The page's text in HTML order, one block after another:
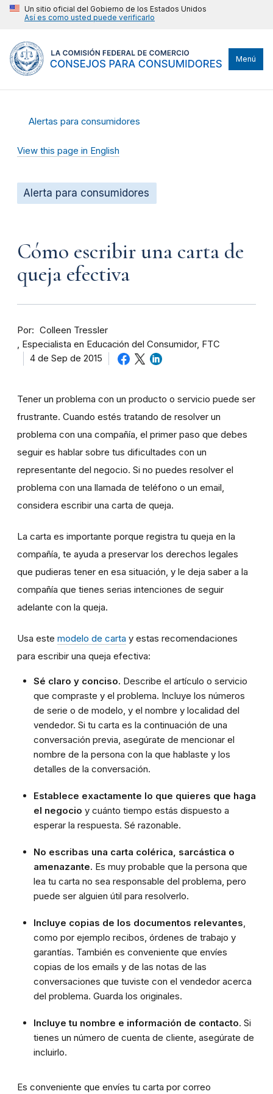
Un sitio oficial del Gobierno de los Estados Unidos
Así es como usted puede verificarlo
Menú
Alertas para consumidores
View this page in English
Alerta para consumidores
Cómo escribir una carta de
queja efectiva
Por
Colleen Tressler
Especialista en Educación del Consumidor, FTC
4 de Sep de 2015
Tener un problema con un producto o servicio puede ser
frustrante. Cuando estés tratando de resolver un
problema con una compañía, el primer paso que debes
seguir es hablar sobre tus dificultades con un
representante del negocio. Si no puedes resolver el
problema con una llamada de teléfono o un email,
considera escribir una carta de queja.
La carta es importante porque registra tu queja en la
compañía, te ayuda a preservar los derechos legales
que pudieras tener en esa situación, y le deja saber a la
compañía que tienes serias intenciones de seguir
adelante con la queja.
Usa este modelo de carta y estas recomendaciones
para escribir una queja efectiva:
Sé claro y conciso. Describe el artículo o servicio
que compraste y el problema. Incluye los números
de serie o de modelo, y el nombre y localidad del
vendedor. Si tu carta es la continuación de una
conversación previa, asegúrate de mencionar el
nombre de la persona con la que hablaste y los
detalles de la conversación.
Establece exactamente lo que quieres que haga
el negocio y cuánto tiempo estás dispuesto a
esperar la respuesta. Sé razonable.
No escribas una carta colérica, sarcástica o
amenazante. Es muy probable que la persona que
lea tu carta no sea responsable del problema, pero
puede ser alguien útil para resolverlo.
Incluye copias de los documentos relevantes,
como por ejemplo recibos, órdenes de trabajo y
garantías. También es conveniente que envíes
copias de los emails y de las notas de las
conversaciones que tuviste con el vendedor acerca
del problema. Guarda los originales.
Incluye tu nombre e información de contacto. Si
tienes un número de cuenta de cliente, asegúrate de
incluirlo.
Es conveniente que envíes tu carta por correo